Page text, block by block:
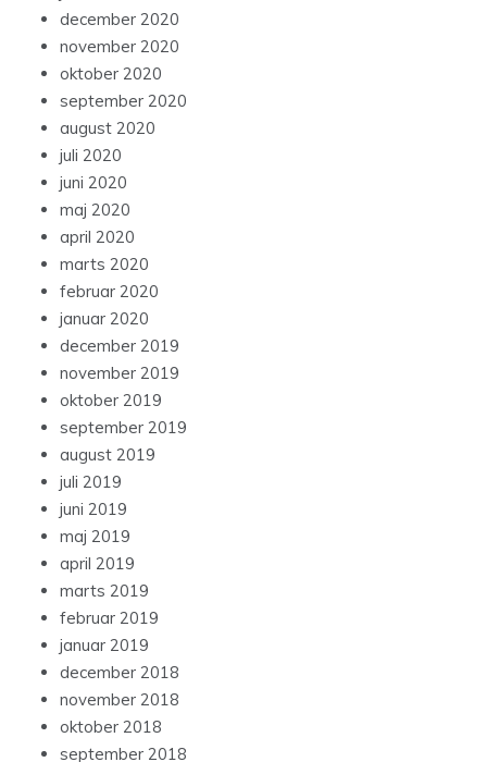
december 2020
november 2020
oktober 2020
september 2020
august 2020
juli 2020
juni 2020
maj 2020
april 2020
marts 2020
februar 2020
januar 2020
december 2019
november 2019
oktober 2019
september 2019
august 2019
juli 2019
juni 2019
maj 2019
april 2019
marts 2019
februar 2019
januar 2019
december 2018
november 2018
oktober 2018
september 2018